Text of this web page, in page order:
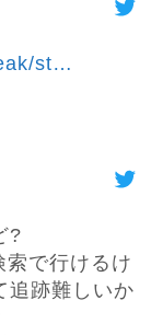
st…
?
で行けるけ
追跡難しいか